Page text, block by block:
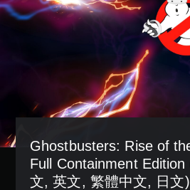
Ghostbusters: Rise of
Full Containment
文, 英文, 繁體中文, 日文)